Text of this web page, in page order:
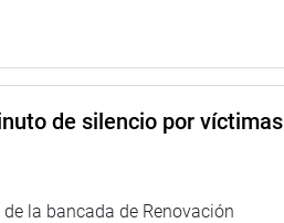
de silencio por víctimas
la bancada de Renovación